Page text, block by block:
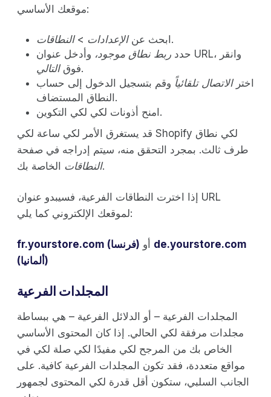
موقعك الأساسي:
ابحث عنالإعدادات >النطاقات
.
حدد ربط نطاق موجود، وأدخل عنوان URL، وانقر
فوقالتالي
.
اخترالاتصال تلقائياً وقم بتسجيل الدخول إلى حساب
النطاق المستضاف.
امنح أذونات لكي لكي التكوين.
قد يستغرق الأمر لكي ساعة لكي Shopify لكي نطاق
طرف ثالث. بمجرد التحقق منه، سيتم إدراجه في صفحة
النطاقاتالخاصة بك.
إذا اخترت النطاقات الفرعية، فسيبدو عنوان URL
لموقعك الإلكتروني كما يلي:
fr.yourstore.com (فرنسا)
de.yourstore.com
(ألمانيا)
المجلدات الفرعية
المجلدات الفرعية – أو الدلائل الفرعية – هي ببساطة
مجلدات مرفقة لكي الحالي. إذا كان المحتوى الأساسي
الخاص بك من المرجح لكي مفيدًا لكي صلة لكي في
مواقع متعددة، فقد تكون المجلدات الفرعية كافية. على
الجانب السلبي، ستكون أقل قدرة لكي المحتوى لجمهور